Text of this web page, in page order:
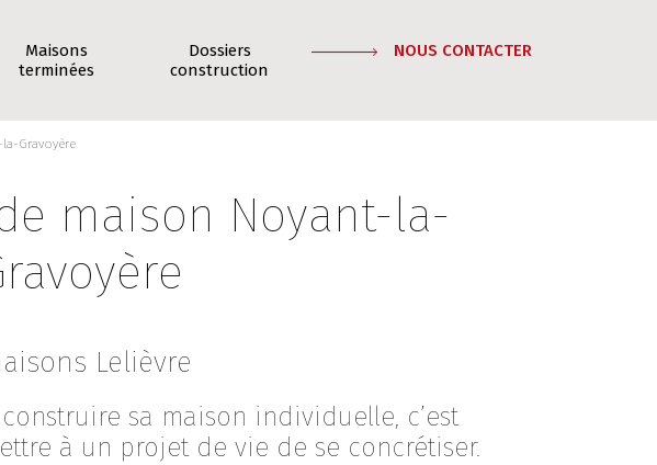
Maisons
terminées
Dossiers
construction
NOUS CONTACTER
Gravoyère
maison Noyant-la-
Lelièvre
construire sa maison individuelle, c’est
à un projet de vie de se concrétiser.